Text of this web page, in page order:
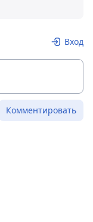
Вход
Комментировать